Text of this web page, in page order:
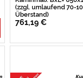
(zzgl. umlaufend 70-
Überstand)
761,19 €